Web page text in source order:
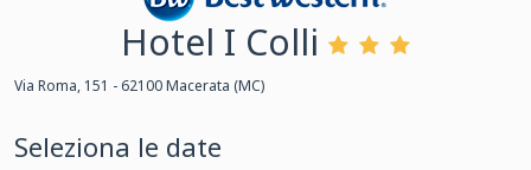
Best Western
Hotel I Colli
Via Roma, 151 - 62100 Macerata (MC)
Seleziona le date